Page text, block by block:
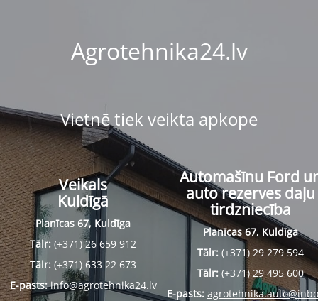
Agrotehnika24.lv
Vietnē tiek veikta apkope
Veikals
Kuldīgā
Planīcas 67, Kuldīga
Tālr: (+371) 26 659 912
Tālr: (+371) 633 22 673
E-pasts:info@agrotehnika24.lv
Automašīnu Ford
auto rezerves daļu
tirdzniecība
Planīcas 67, Kuldīga
Tālr: (+371) 29 279 594
Tālr: (+371) 29 495 600
E-pasts: